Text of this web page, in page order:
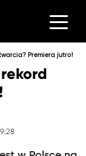
Premiera jutro!